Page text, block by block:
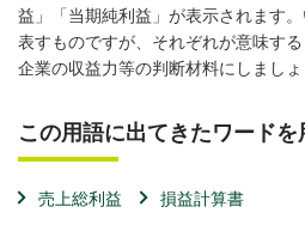
益」「当期純利益」が表示されます
表すものですが、それぞれが意味する
企業の収益力等の判断材料にしましょ
この用語に出てきたワード
売上総利益 損益計算書